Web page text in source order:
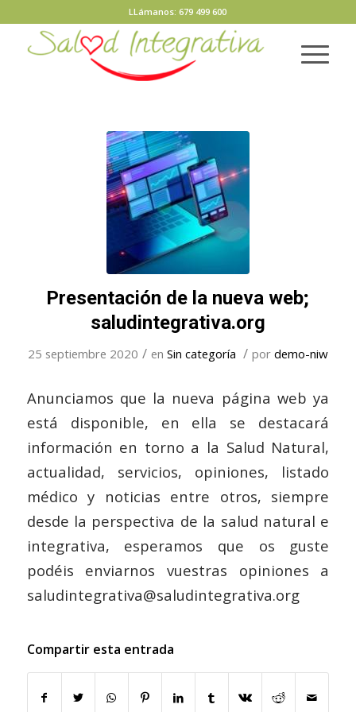
LLámanos: 679 499 600
Presentación de la nueva web;
saludintegrativa.org
25 septiembre 2020 / en Sin categoría / por demo-niw
Anunciamos que la nueva página web ya
está disponible, en ella se destacará
información en torno a la Salud Natural,
actualidad, servicios, opiniones, listado
médico y noticias entre otros, siempre
desde la perspectiva de la salud natural e
integrativa, esperamos que os guste
podéis enviarnos vuestras opiniones a
saludintegrativa@saludintegrativa.org
Compartir esta entrada